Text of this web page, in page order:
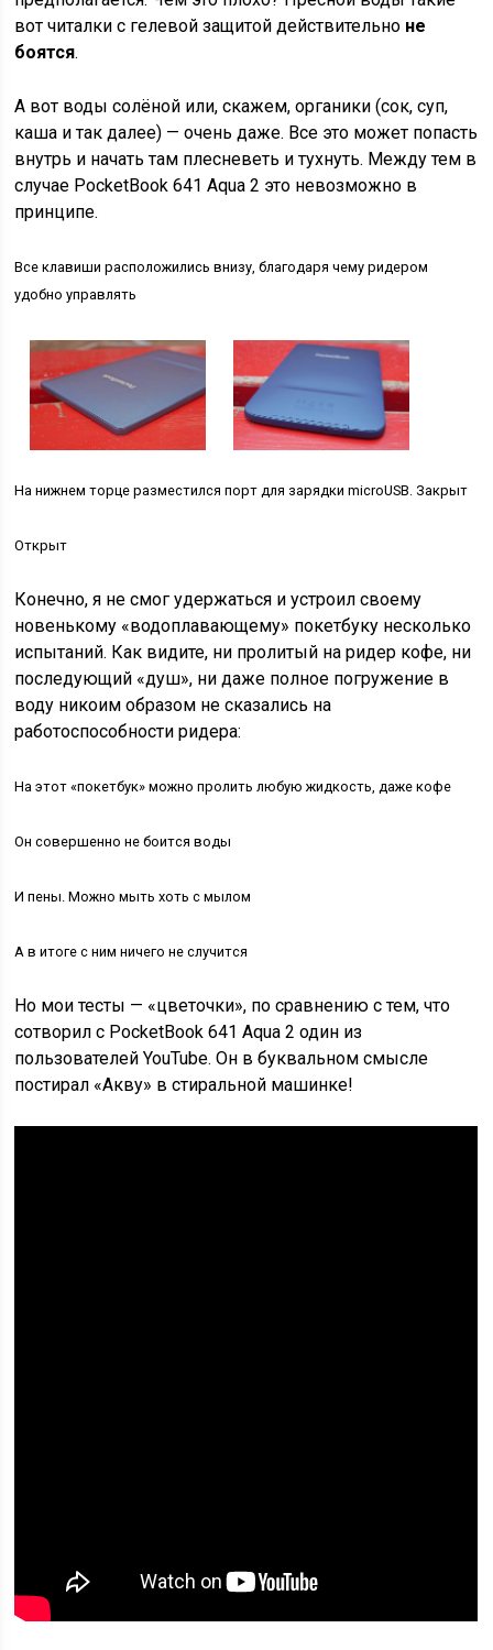
вот читалки с гелевой защитой действительно не
боятся.
А вот воды солёной или, скажем, органики (сок, суп,
каша и так далее) — очень даже. Все это может попасть
внутрь и начать там плесневеть и тухнуть. Между тем в
случае PocketBook 641 Aqua 2 это невозможно в
принципе.
Все клавиши расположились внизу, благодаря чему ридером
удобно управлять
На нижнем торце разместился порт для зарядки microUSB. Закрыт
Открыт
Конечно, я не смог удержаться и устроил своему
новенькому «водоплавающему» покетбуку несколько
испытаний. Как видите, ни пролитый на ридер кофе, ни
последующий «душ», ни даже полное погружение в
воду никоим образом не сказались на
работоспособности ридера:
На этот «покетбук» можно пролить любую жидкость, даже кофе
Он совершенно не боится воды
И пены. Можно мыть хоть с мылом
А в итоге с ним ничего не случится
Но мои тесты — «цветочки», по сравнению с тем, что
сотворил с PocketBook 641 Aqua 2 один из
пользователей YouTube. Он в буквальном смысле
постирал «Акву» в стиральной машинке!